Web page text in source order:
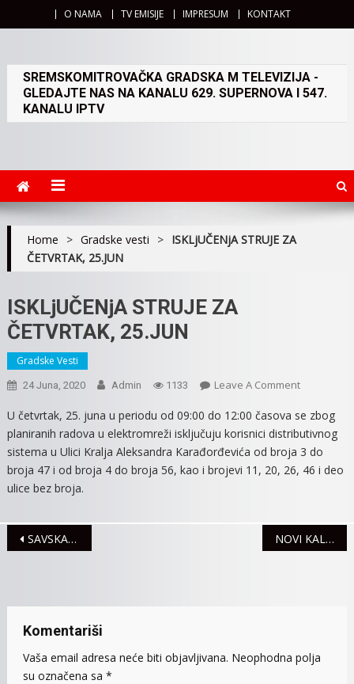
O NAMA TV EMISIJE IMPRESUM KONTAKT
SREMSKOMITROVAČKA GRADSKA M TELEVIZIJA -
GLEDAJTE NAS NA KANALU 629. SUPERNOVA I 547.
KANALU IPTV
Home > Gradske vesti > ISKLjUČENjA STRUJE ZA
ČETVRTAK, 25.JUN
ISKLjUČENjA STRUJE ZA
ČETVRTAK, 25.JUN
Gradske Vesti
24 Juna, 2020 Admin 1133 Leave A CommentOn
STRUJE
ZA
ČETVRTAK,
25.JUN
U četvrtak, 25. juna u periodu od 09:00 do 12:00 časova se zbog
planiranih radova u elektromreži isključuju korisnici distributivnog
sistema u Ulici Kralja Aleksandra Karađorđevića od broja 3 do
broja 47 i od broja 4 do broja 56, kao i brojevi 11, 20, 26, 46 i deo
ulice bez broja.
Navigacija
SAVSKA VODA ISPRAVNA ZA KUPANJE NOVI KALENDAR ZA ŠKOLSKU 2020/2021.GODINU
Komentariši
Vaša email adresa neće biti objavljivana. Neophodna polja
su označena sa *